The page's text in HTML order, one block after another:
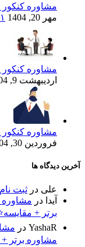
مشاوره کنکور
مهر 20, 1404
۱ دیدگاه
مشاوره کنکور ایلام+
اردیبهشت 9, 1404
مشاوره
فروردین 30, 1404
آخرین دیدگاه ها
علی در ثبت نام
آیدا در
برتر +
YashaR در
مشاوره برتر +